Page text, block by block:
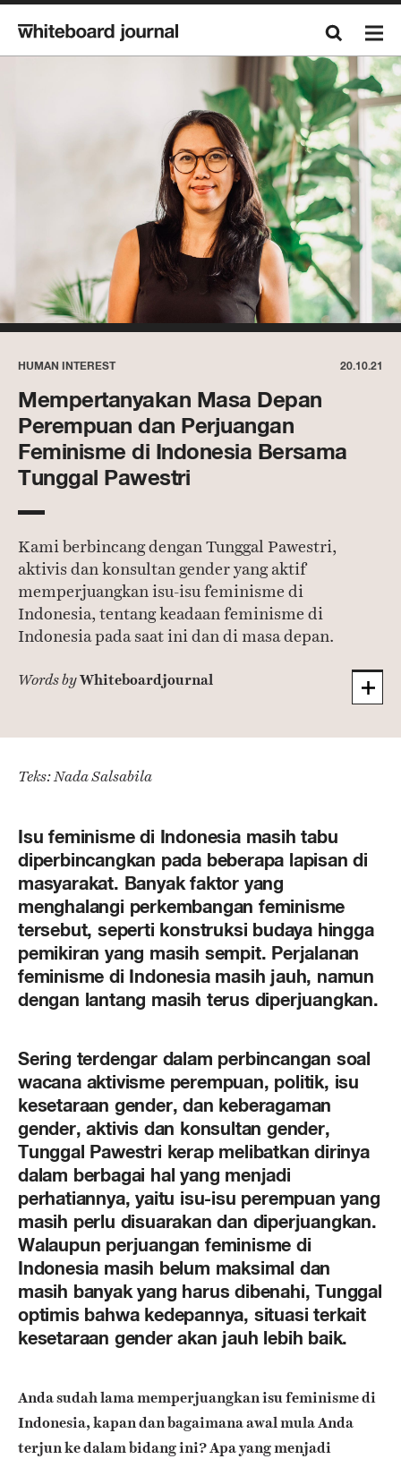
HUMAN INTEREST 20.10.21
Mempertanyakan Masa Depan
Perempuan dan Perjuangan
Feminisme di Indonesia Bersama
Tunggal Pawestri
Kami berbincang dengan Tunggal Pawestri,
aktivis dan konsultan gender yang aktif
memperjuangkan isu-isu feminisme di
Indonesia, tentang keadaan feminisme di
Indonesia pada saat ini dan di masa depan.
Words byWhiteboardjournal
Teks: Nada Salsabila
Isu feminisme di Indonesia masih tabu
diperbincangkan pada beberapa lapisan di
masyarakat. Banyak faktor yang
menghalangi perkembangan feminisme
tersebut, seperti konstruksi budaya hingga
pemikiran yang masih sempit. Perjalanan
feminisme di Indonesia masih jauh, namun
dengan lantang masih terus diperjuangkan.
Sering terdengar dalam perbincangan soal
wacana aktivisme perempuan, politik, isu
kesetaraan gender, dan keberagaman
gender, aktivis dan konsultan gender,
Tunggal Pawestri kerap melibatkan dirinya
dalam berbagai hal yang menjadi
perhatiannya, yaitu isu-isu perempuan yang
masih perlu disuarakan dan diperjuangkan.
Walaupun perjuangan feminisme di
Indonesia masih belum maksimal dan
masih banyak yang harus dibenahi, Tunggal
optimis bahwa kedepannya, situasi terkait
kesetaraan gender akan jauh lebih baik.
Anda sudah lama memperjuangkan isu feminisme di
Indonesia, kapan dan bagaimana awal mula Anda
terjun ke dalam bidang ini? Apa yang menjadi